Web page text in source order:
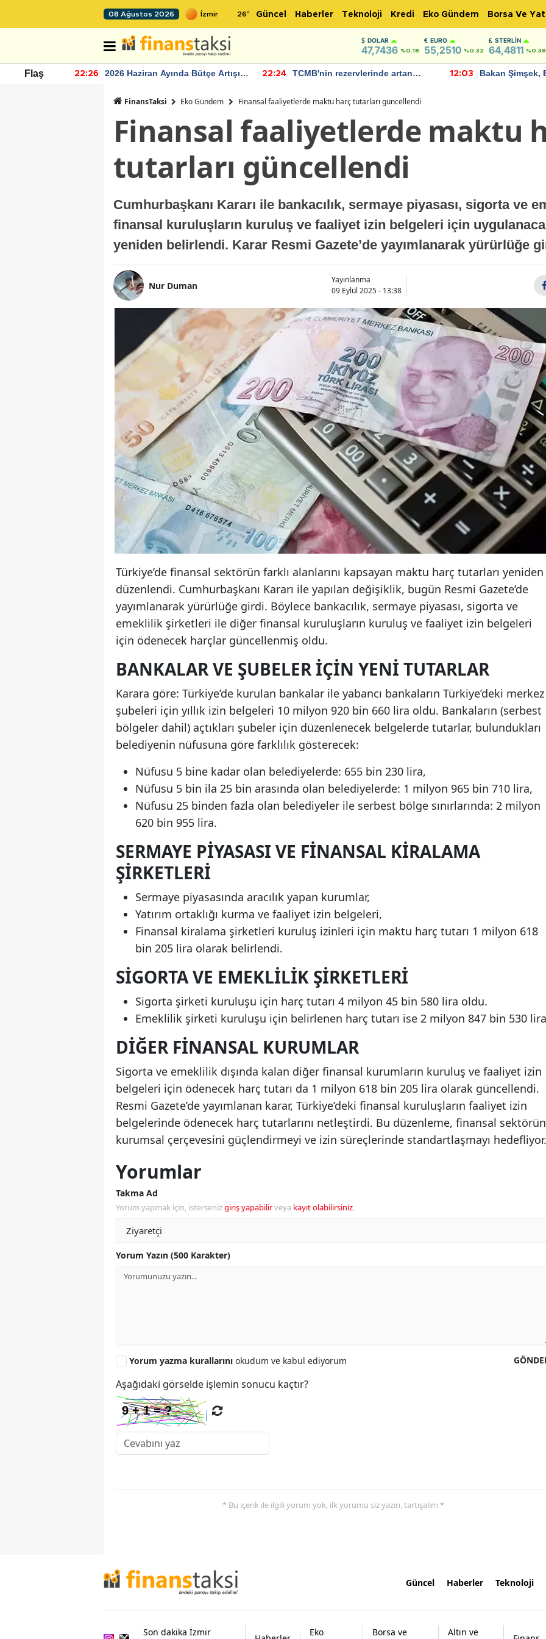
08 Ağustos 2026 26° Güncel Haberler Teknoloji Kredi Eko Gündem Borsa Ve
DOLAR
47,7436 %0.18
EURO
55,2510 %0.32
STERLIN
64,4811 %0.38
Flaş 22:26
2026 Haziran Ayında Bütçe Artışı
22:24
TCMB'nin rezervlerinde artan
12:03
Bakan Şimşek,
FinansTaksi Eko Gündem Finansal faaliyetlerde maktu harç tutarları güncellendi
Finansal faaliyetlerde maktu
tutarları güncellendi
Cumhurbaşkanı Kararı ile bankacılık, sermaye piyasası, sigorta ve
finansal kuruluşların kuruluş ve faaliyet izin belgeleri için
yeniden belirlendi. Karar Resmi Gazete’de yayımlanarak yürürlüğe
Nur Duman
Yayınlanma
09 Eylül 2025 - 13:38
Türkiye’de finansal sektörün farklı alanlarını kapsayan maktu harç tutarları yeniden
düzenlendi. Cumhurbaşkanı Kararı ile yapılan değişiklik, bugün Resmi Gazete’de
yayımlanarak yürürlüğe girdi. Böylece bankacılık, sermaye piyasası, sigorta ve
emeklilik şirketleri ile diğer finansal kuruluşların kuruluş ve faaliyet izin belgeleri
için ödenecek harçlar güncellenmiş oldu.
BANKALAR VE ŞUBELER İÇIN YENI TUTARLAR
Karara göre: Türkiye’de kurulan bankalar ile yabancı bankaların Türkiye’deki merkez
şubeleri için yıllık izin belgeleri 10 milyon 920 bin 660 lira oldu. Bankaların (serbest
bölgeler dahil) açtıkları şubeler için düzenlenecek belgelerde tutarlar, bulundukları
belediyenin nüfusuna göre farklılık gösterecek:
Nüfusu 5 bine kadar olan belediyelerde: 655 bin 230 lira,
Nüfusu 5 bin ila 25 bin arasında olan belediyelerde: 1 milyon 965 bin 710 lira,
Nüfusu 25 binden fazla olan belediyeler ile serbest bölge sınırlarında: 2 milyon
620 bin 955 lira.
SERMAYE PIYASASI VE FINANSAL KIRALAMA
ŞIRKETLERI
Sermaye piyasasında aracılık yapan kurumlar,
Yatırım ortaklığı kurma ve faaliyet izin belgeleri,
Finansal kiralama şirketleri kuruluş izinleri için maktu harç tutarı 1 milyon 618
bin 205 lira olarak belirlendi.
SIGORTA VE EMEKLILIK ŞIRKETLERI
Sigorta şirketi kuruluşu için harç tutarı 4 milyon 45 bin 580 lira oldu.
Emeklilik şirketi kuruluşu için belirlenen harç tutarı ise 2 milyon 847 bin 530
DIĞER FINANSAL KURUMLAR
Sigorta ve emeklilik dışında kalan diğer finansal kurumların kuruluş ve faaliyet izin
belgeleri için ödenecek harç tutarı da 1 milyon 618 bin 205 lira olarak güncellendi.
Resmi Gazete’de yayımlanan karar, Türkiye’deki finansal kuruluşların faaliyet izin
belgelerinde ödenecek harç tutarlarını netleştirdi. Bu düzenleme, finansal sektörün
kurumsal çerçevesini güçlendirmeyi ve izin süreçlerinde standartlaşmayı hedefliyor.
Yorumlar
Takma Ad
Yorum yapmak için, istersenizgiriş yapabilirveya kayıt olabilirsiniz.
Yorum Yazın (500 Karakter)
Yorum yazma kurallarını okudum ve kabul ediyorum
Aşağıdaki görselde işlemin sonucu kaçtır?
* Bu içerik ile ilgili yorum yok, ilk yorumu siz yazın, tartışalım *
Güncel Haberler Teknoloji
Son dakika İzmir
Eko
Borsa ve
Altın ve